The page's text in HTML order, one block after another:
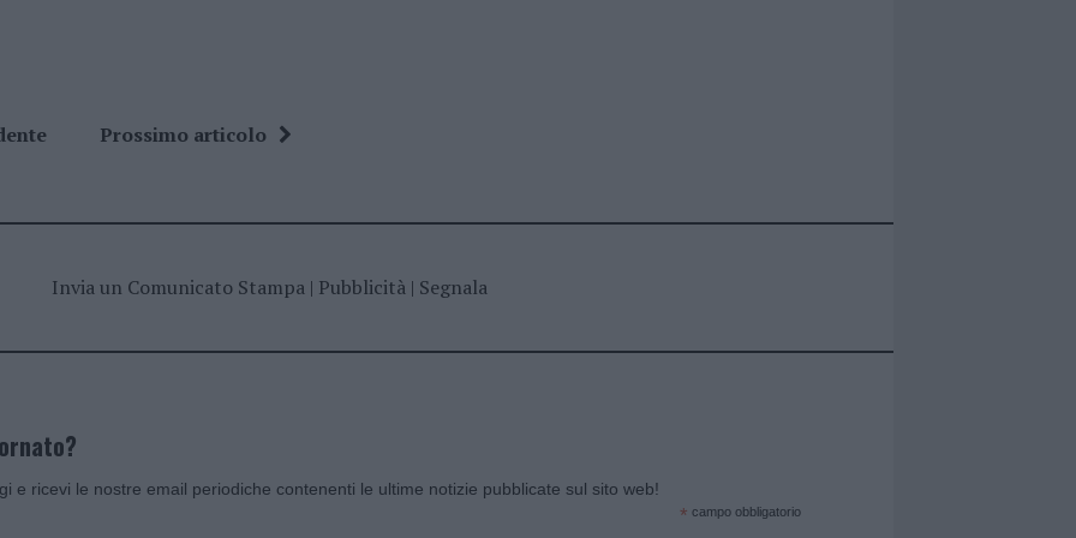
Prossimo articolo
Invia un Comunicato Stampa| Pubblicità| Segnala
e ricevi le nostre email periodiche contenenti le ultime notizie pubblicate sul sito web!
* campo obbligatorio